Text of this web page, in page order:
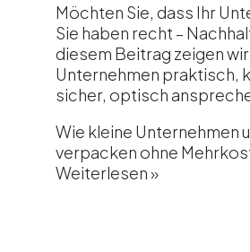
Möchten Sie, dass Ihr
Sie haben recht –
diesem Beitrag zeigen
Unternehmen praktisch,
sicher, optisch
Wie kleine Unternehmen
verpacken ohne
Weiterlesen »